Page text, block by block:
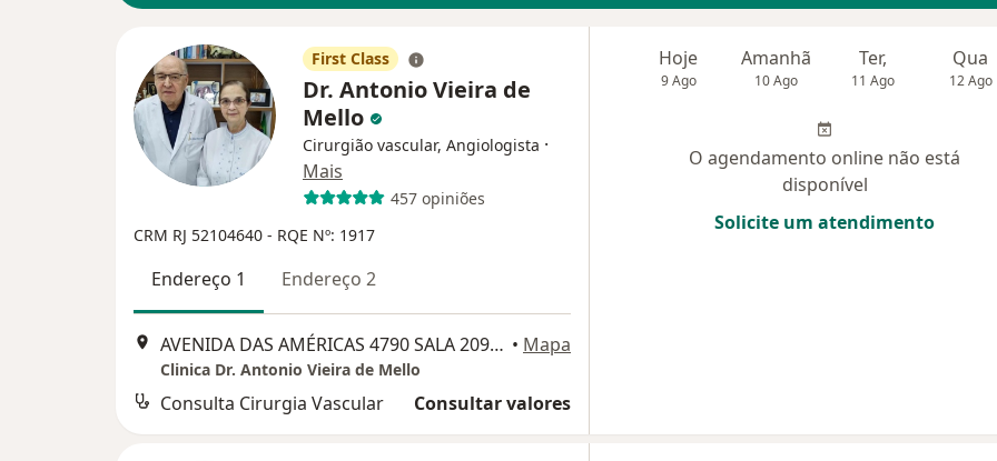
First Class
Dr. Antonio Vieira de
Mello
Cirurgião vascular, Angiologista ·
Mais
457 opiniões
CRM RJ 52104640 - RQE Nº: 1917
Endereço 1 Endereço 2
AVENIDA DAS AMÉRICAS 4790 SALA 209, Barra Da Tijuca, Rio de Janeiro, Rio de Janeiro • Mapa
Clinica Dr. Antonio Vieira de Mello
Consulta Cirurgia Vascular Consultar valores
Hoje
9 Ago
Amanhã
10 Ago
Ter,
11 Ago
Qua
12 Ago
O agendamento online não está
disponível
Solicite um atendimento